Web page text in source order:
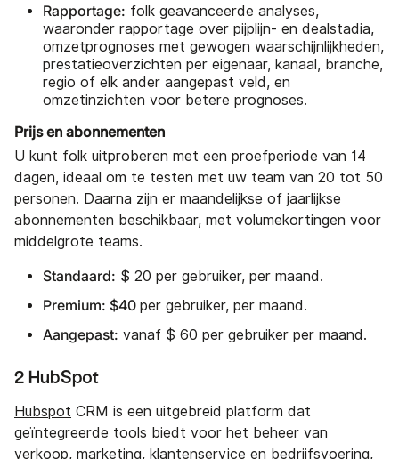
Rapportage: folk geavanceerde analyses,
waaronder rapportage over pijplijn- en dealstadia,
omzetprognoses met gewogen waarschijnlijkheden,
prestatieoverzichten per eigenaar, kanaal, branche,
regio of elk ander aangepast veld, en
omzetinzichten voor betere prognoses.
Prijs en abonnementen
U kunt folk uitproberen met een proefperiode van 14
dagen, ideaal om te testen met uw team van 20 tot 50
personen. Daarna zijn er maandelijkse of jaarlijkse
abonnementen beschikbaar, met volumekortingen voor
middelgrote teams.
Standaard: $ 20 per gebruiker, per maand.
Premium: $40 per gebruiker, per maand.
Aangepast: vanaf $ 60 per gebruiker per maand.
2 HubSpot
Hubspot CRM is een uitgebreid platform dat
geïntegreerde tools biedt voor het beheer van
verkoop, marketing, klantenservice en bedrijfsvoering,